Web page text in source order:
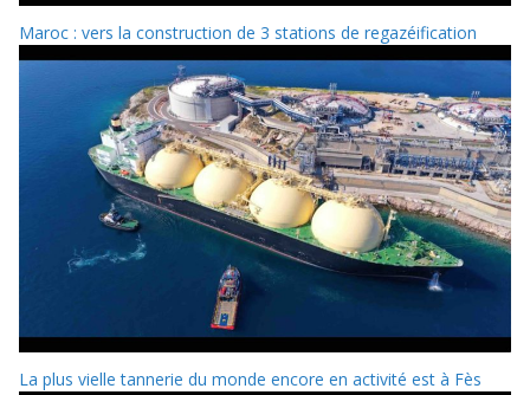
Maroc : vers la construction de 3 stations de regazéification
La plus vielle tannerie du monde encore en activité est à Fès